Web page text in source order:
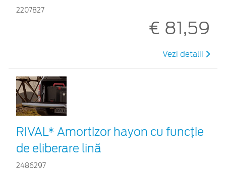
2207827
€ 81,59
Vezi detalii
RIVAL* Amortizor hayon cu funcție
de eliberare lină
2486297